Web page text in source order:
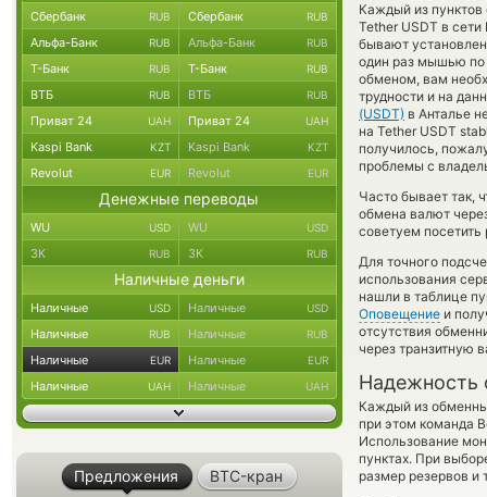
Каждый из пунктов
Tether USDT в
бывают
один раз мышью по
обменом, вам
трудности и на
(USDT) в Анталье
на Tether USDT
получилось,
проблемы с
Часто бывает так,
обмена валют
советуем посетить
Для точного
использования
нашли в таблице
Оповещение и
отсутствия
через транзитную
Надежность
Каждый из
при этом команда
Использование
пунктах. При
размер резервов и
Сбербанк RUB Сбербанк RUB
Альфа-Банк RUB Альфа-Банк RUB
Т-Банк RUB Т-Банк RUB
ВТБ RUB ВТБ RUB
Приват 24 UAH Приват 24 UAH
Kaspi Bank KZT Kaspi Bank KZT
Revolut EUR Revolut EUR
Денежные переводы
WU USD WU USD
ЗК RUB ЗК RUB
Наличные деньги
Наличные USD Наличные USD
Наличные RUB Наличные RUB
Наличные EUR Наличные EUR
Наличные UAH Наличные UAH
Предложения BTC-кран